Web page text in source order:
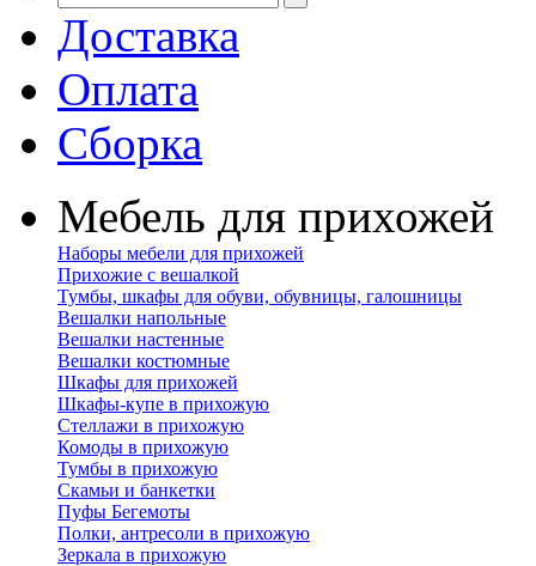
Доставка
Оплата
Сборка
Мебель для прихожей
Наборы мебели для прихожей
Прихожие с вешалкой
Тумбы, шкафы для обуви, обувницы, галошницы
Вешалки напольные
Вешалки настенные
Вешалки костюмные
Шкафы для прихожей
Шкафы-купе в прихожую
Стеллажи в прихожую
Комоды в прихожую
Тумбы в прихожую
Скамьи и банкетки
Пуфы Бегемоты
Полки, антресоли в прихожую
Зеркала в прихожую